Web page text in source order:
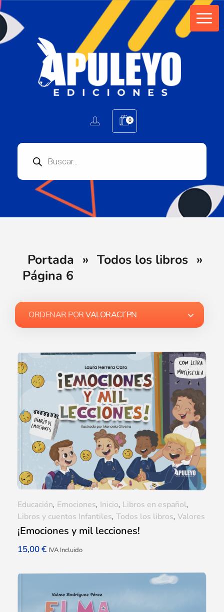
0
Portada » Todos los libros »
Página 6
ORDENAR PORVALORACI´PN
¡Emociones y mil lecciones!
15,00€ IVA Incluido
Educación, Emociones, Inicio, Libros en español,
Libros y cuentos Infantiles, Todos los libros, Valores